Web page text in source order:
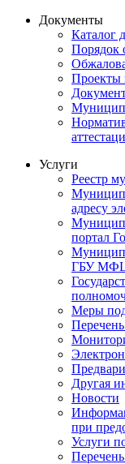
Документы
Каталог
Порядок
Проекты
Услуги
Реестр
адресу
портал
ГБУ
Меры
Другая
Новости
при
Услуги